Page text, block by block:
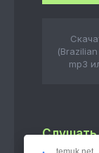
mp3
Слушать